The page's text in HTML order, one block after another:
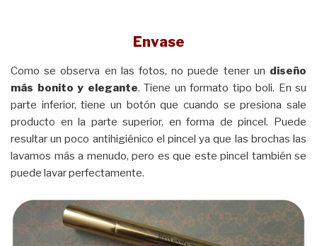
Envase
Como se observa en las fotos, no puede tener un diseño
más bonito y elegante. Tiene un formato tipo boli. En su
parte inferior, tiene un botón que cuando se presiona sale
producto en la parte superior, en forma de pincel. Puede
resultar un poco antihigiénico el pincel ya que las brochas las
lavamos más a menudo, pero es que este pincel también se
puede lavar perfectamente.